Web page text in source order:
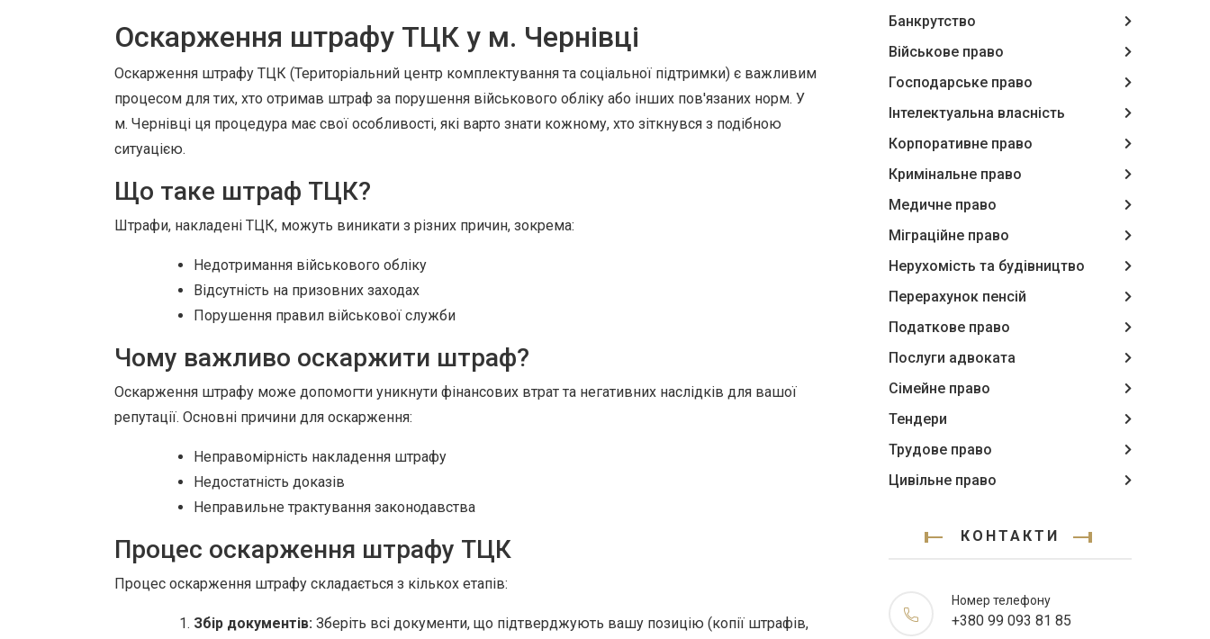
Оскарження штрафу ТЦК у м. Чернівці
Оскарження штрафу ТЦК (Територіальний центр комплектування та соціальної підтримки) є важливим
процесом для тих, хто отримав штраф за порушення військового обліку або інших пов'язаних норм. У
м. Чернівці ця процедура має свої особливості, які варто знати кожному, хто зіткнувся з подібною
ситуацією.
Що таке штраф ТЦК?
Штрафи, накладені ТЦК, можуть виникати з різних причин, зокрема:
Недотримання військового обліку
Відсутність на призовних заходах
Порушення правил військової служби
Чому важливо оскаржити штраф?
Оскарження штрафу може допомогти уникнути фінансових втрат та негативних наслідків для вашої
репутації. Основні причини для оскарження:
Неправомірність накладення штрафу
Недостатність доказів
Неправильне трактування законодавства
Процес оскарження штрафу ТЦК
Процес оскарження штрафу складається з кількох етапів:
Збір документів: Зберіть всі документи, що підтверджують вашу позицію (копії штрафів,
Банкрутство
Військове право
Господарське право
Інтелектуальна власність
Корпоративне право
Кримінальне право
Медичне право
Міграційне право
Нерухомість та будівництво
Перерахунок пенсій
Податкове право
Послуги адвоката
Сімейне право
Тендери
Трудове право
Цивільне право
КОНТАКТИ
Номер телефону
+380 99 093 81 85